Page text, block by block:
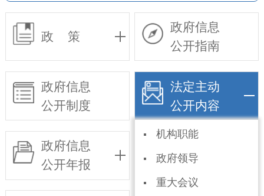
政 策
政府信息
公开指南
政府信息
公开制度
法定主动
公开内容
机构职能
政府领导
重大会议
政府信息
公开年报
公开事项目录